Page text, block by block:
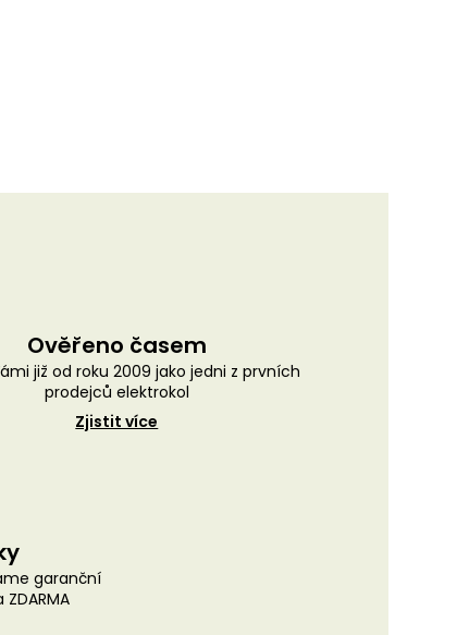
Ověřeno časem
již od roku 2009 jako jedni z prvních
prodejců elektrokol
Zjistit více
garanční